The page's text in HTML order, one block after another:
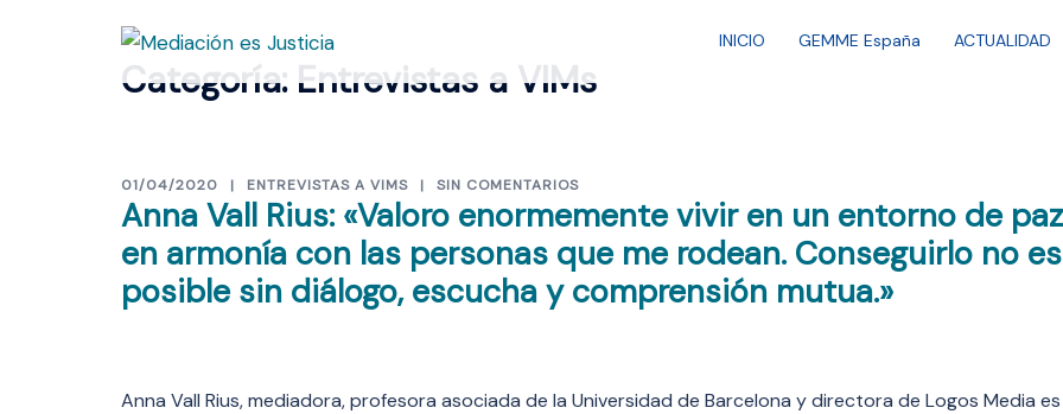
INICIO GEMME España ACTUALIDAD
Categoría: Entrevistas a VIMs
01/04/2020 ENTREVISTAS A VIMS SIN COMENTARIOS
Anna Vall Rius: «Valoro enormemente vivir en un entorno de
en armonía con las personas que me rodean. Conseguirlo no es
posible sin diálogo, escucha y comprensión mutua.»
Anna Vall Rius, mediadora, profesora asociada de la Universidad de Barcelona y directora de Logos Media es